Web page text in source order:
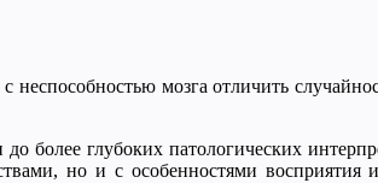
мозга отличить
более глубоких патологических
но и с особенностями